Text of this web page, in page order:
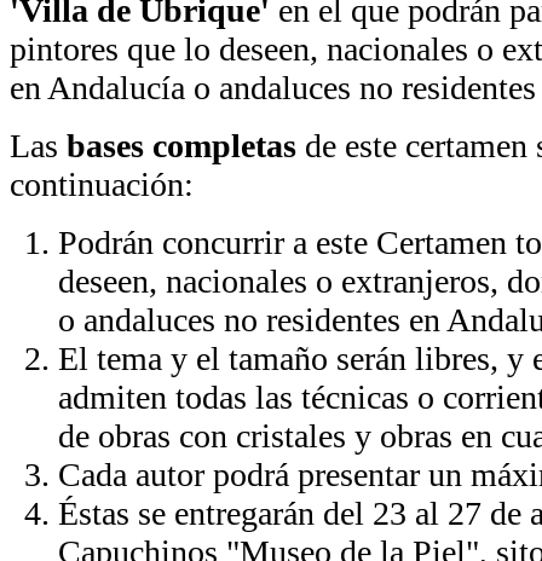
'Villa de Ubrique' en el que podrán
pintores que lo deseen, nacionales o
en Andalucía o andaluces no
Las bases completas de este certamen
continuación:
Podrán concurrir a este Certamen
deseen, nacionales o extranjeros,
o andaluces no residentes en
El tema y el tamaño serán libres, y
admiten todas las técnicas o
de obras con cristales y obras en
Cada autor podrá presentar un
Éstas se entregarán del 23 al 27 de
Capuchinos "Museo de la Piel",